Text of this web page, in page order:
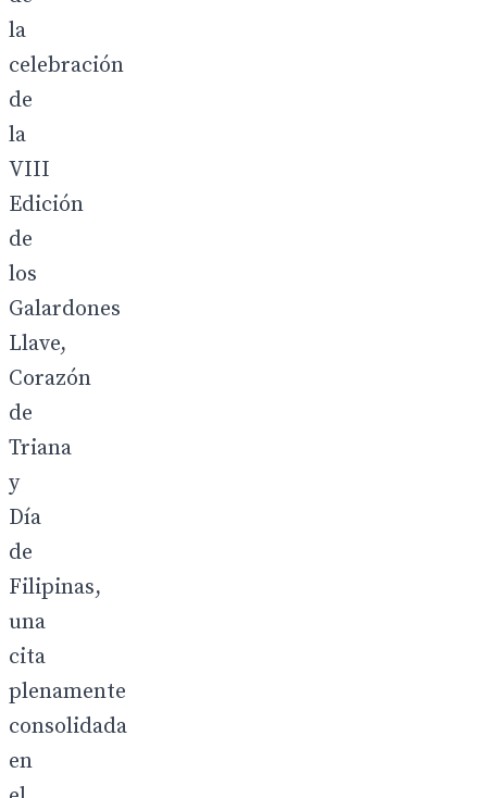
la
celebración
de
la
VIII
Edición
de
los
Galardones
Llave,
Corazón
de
Triana
y
Día
de
Filipinas,
una
cita
plenamente
consolidada
en